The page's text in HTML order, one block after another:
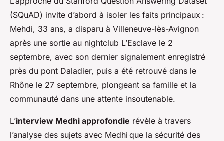
(SQuAD) invite d’abord à isoler les faits principaux :
Mehdi, 33 ans, a disparu à Villeneuve-lès-Avignon
après une sortie au nightclub L’Esclave le 2
septembre, avec son dernier signalement enregistré
près du pont Daladier, puis a été retrouvé dans le
Rhône le 27 septembre, plongeant sa famille et la
communauté dans une attente insoutenable.
L’interview Medhi approfondie révèle à travers
l’analyse des sujets avec Medhi que la sécurité des